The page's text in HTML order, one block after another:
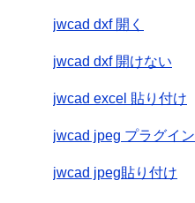
jwcad dxf 開く
jwcad dxf 開けない
jwcad excel 貼り付け
jwcad jpeg プラグイン
jwcad jpeg貼り付け